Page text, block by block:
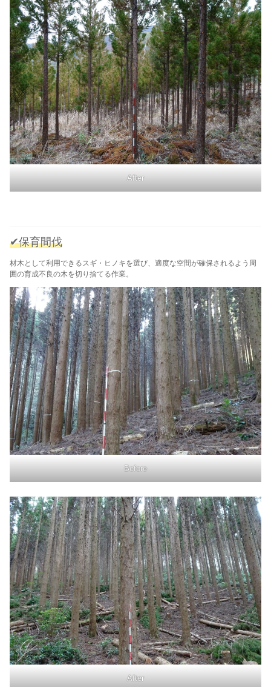
After
✔保育間伐
材木として利用できるスギ・ヒノキを選び、適度な空間が確保されるよう周
囲の育成不良の木を切り捨てる作業。
Before
After